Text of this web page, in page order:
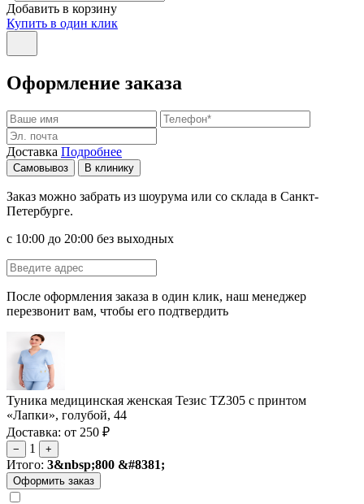
Добавить в корзину
Купить в один клик
Оформление заказа
Доставка Подробнее
Самовывоз В клинику
Заказ можно забрать из шоурума или со склада в Санкт-
Петербурге.
с 10:00 до 20:00 без выходных
После оформления заказа в один клик, наш менеджер
перезвонит вам, чтобы его подтвердить
Туника медицинская женская Тезис TZ305 с принтом
«Лапки», голубой, 44
Доставка: от 250 ₽
− 1 +
Итого: 3&nbsp;800 &#8381;